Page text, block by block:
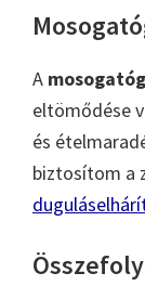
A
eltömődése
és
biztosítom a